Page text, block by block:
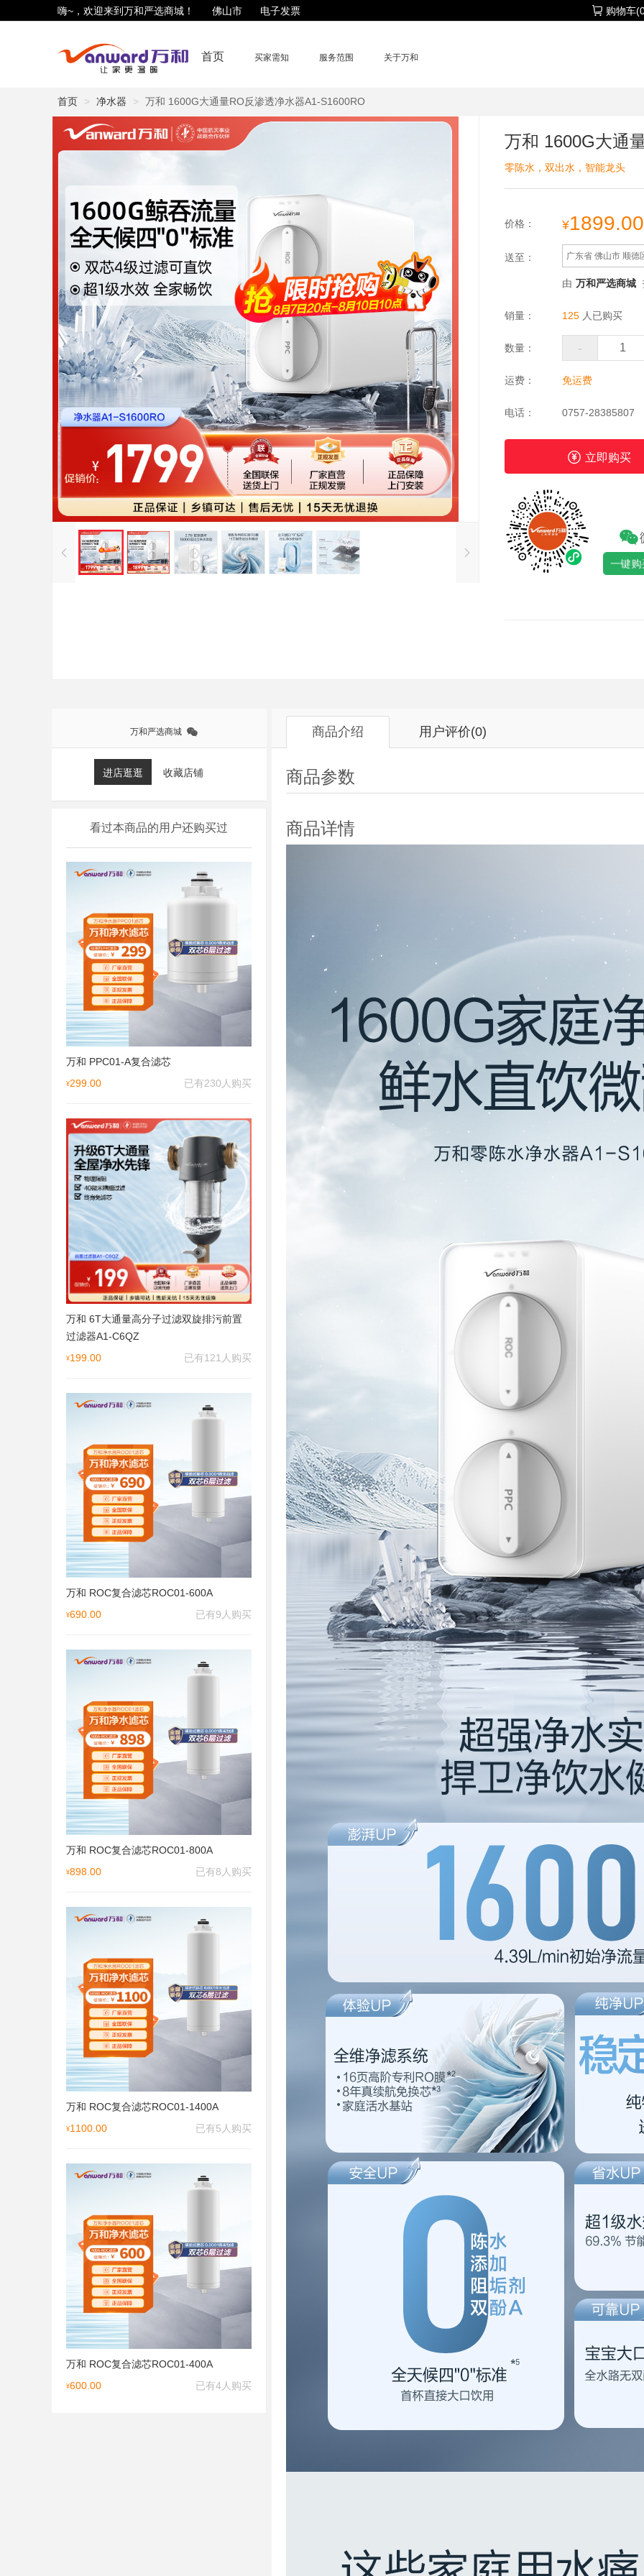
嗨~，欢迎来到万和严选商城！ 佛山市 电子发票 购物车
首页 买家需知 服务范围 关于万和
首页 净水器 万和 1600G大通量RO反渗透净水器A1-S1600RO
万和 1600G大通
零陈水，双出水，智能龙头
价格： ¥1899.00
送至： 广东省 佛山市 顺德
由 万和严选商城
销量： 125人已购买
数量： -
运费： 免运费
电话： 0757-28385807
立即购买
一键
万和严选商城
进店逛逛 收藏店铺
看过本商品的用户还购买过
万和 PPC01-A复合滤芯
¥299.00 已有230人购买
万和 6T大通量高分子过滤双旋排污前置
过滤器A1-C6QZ
¥199.00 已有121人购买
万和 ROC复合滤芯ROC01-600A
¥690.00 已有9人购买
万和 ROC复合滤芯ROC01-800A
¥898.00 已有8人购买
万和 ROC复合滤芯ROC01-1400A
¥1100.00 已有5人购买
万和 ROC复合滤芯ROC01-400A
¥600.00 已有4人购买
商品介绍 用户评价(0)
商品参数
商品详情